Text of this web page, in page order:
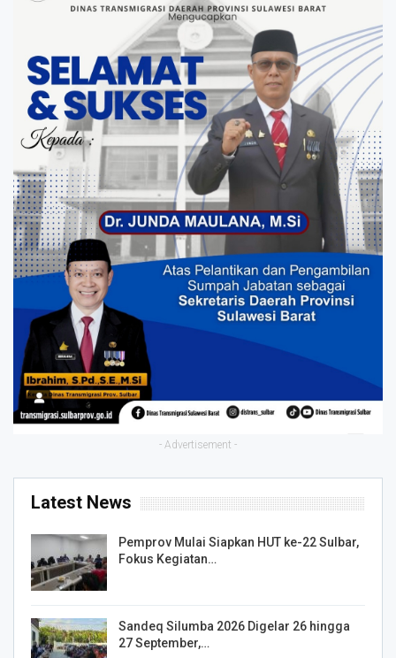
- Advertisement -
Latest News
Pemprov Mulai Siapkan HUT ke-22 Sulbar,
Fokus Kegiatan…
Sandeq Silumba 2026 Digelar 26 hingga
27 September,…